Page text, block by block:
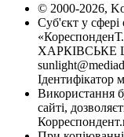
© 2000-2026,
Суб'єкт у сфері
ХАРКІВСЬКЕ
Ідентифікатор
Використання
сайті,